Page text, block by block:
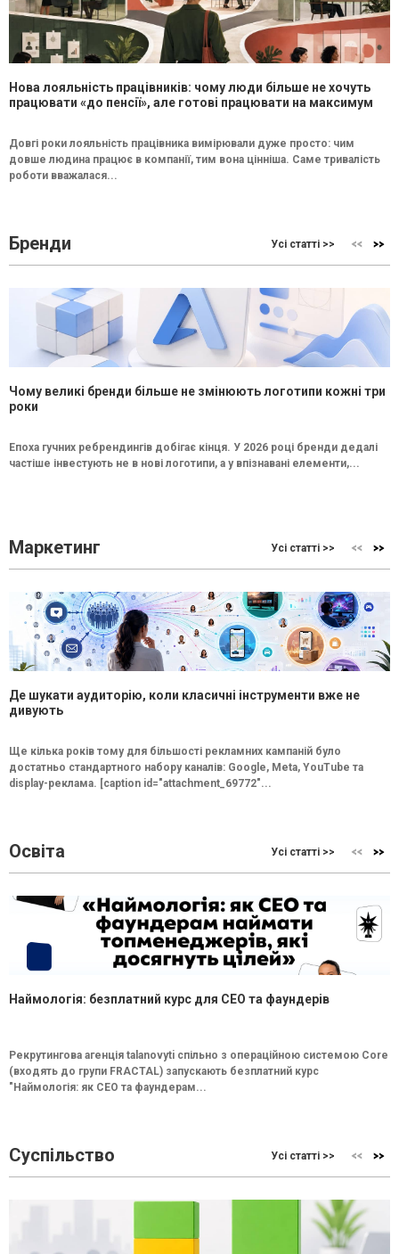
Нова лояльність працівників: чому люди більше не хочуть
працювати «до пенсії», але готові працювати на максимум
Довгі роки лояльність працівника вимірювали дуже просто: чим
довше людина працює в компанії, тим вона цінніша. Саме тривалість
роботи вважалася...
Бренди Усі статті >>
Чому великі бренди більше не змінюють логотипи кожні три
роки
Епоха гучних ребрендингів добігає кінця. У 2026 році бренди дедалі
частіше інвестують не в нові логотипи, а у впізнавані елементи,...
Маркетинг Усі статті >>
Де шукати аудиторію, коли класичні інструменти вже не
дивують
Ще кілька років тому для більшості рекламних кампаній було
достатньо стандартного набору каналів: Google, Meta, YouTube та
display-реклама. [caption id="attachment_69772"...
Освіта Усі статті >>
Наймологія: безплатний курс для CEO та фаундерів
Рекрутингова агенція talanovyti спільно з операційною системою Core
(входять до групи FRACTAL) запускають безплатний курс
"Наймологія: як СEO та фаундерам...
Суспільство Усі статті >>